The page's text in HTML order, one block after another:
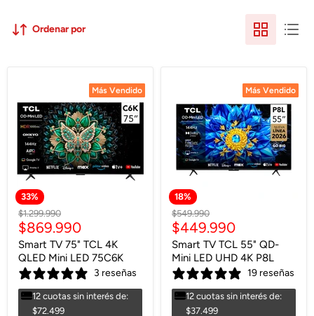
Ordenar por
Más Vendido
33%
Más Vendido
Precio
original
$1.299.990
Precio
actual
$869.990
Smart TV 75" TCL 4K
QLED Mini LED 75C6K
3 reseñas
12 cuotas sin interés de:
$72.499
Más Vendido
18%
Más Vendido
Precio
original
$549.990
Precio
actual
$449.990
Smart TV TCL 55" QD-
Mini LED UHD 4K P8L
19 reseñas
12 cuotas sin interés de:
$37.499